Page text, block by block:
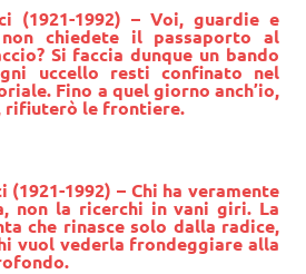
(1921-1992) – Voi, guardie e
chiedete il passaporto al
Si faccia dunque un bando
uccello resti confinato nel
Fino a quel giorno anch’io,
rifiuterò le frontiere.
(1921-1992) – Chi ha veramente
non la ricerchi in vani giri. La
che rinasce solo dalla radice,
vuol vederla frondeggiare alla